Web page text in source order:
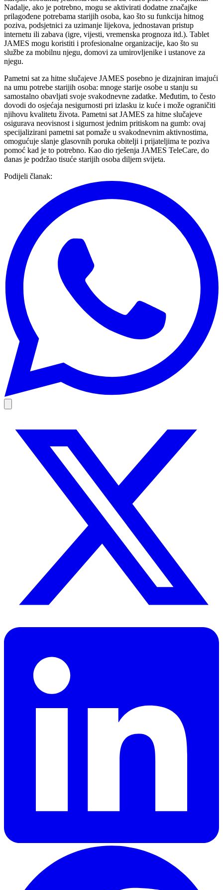
Nadalje, ako je potrebno, mogu se aktivirati dodatne značajke
prilagođene potrebama starijih osoba, kao što su funkcija hitnog
poziva, podsjetnici za uzimanje lijekova, jednostavan pristup
internetu ili zabava (igre, vijesti, vremenska prognoza itd.). Tablet
JAMES mogu koristiti i profesionalne organizacije, kao što su
službe za mobilnu njegu, domovi za umirovljenike i ustanove za
njegu.
Pametni sat za hitne slučajeve JAMES posebno je dizajniran imajući
na umu potrebe starijih osoba: mnoge starije osobe u stanju su
samostalno obavljati svoje svakodnevne zadatke. Međutim, to često
dovodi do osjećaja nesigurnosti pri izlasku iz kuće i može ograničiti
njihovu kvalitetu života. Pametni sat JAMES za hitne slučajeve
osigurava neovisnost i sigurnost jednim pritiskom na gumb: ovaj
specijalizirani pametni sat pomaže u svakodnevnim aktivnostima,
omogućuje slanje glasovnih poruka obitelji i prijateljima te poziva
pomoć kad je to potrebno. Kao dio rješenja JAMES TeleCare, do
danas je podržao tisuće starijih osoba diljem svijeta.
Podijeli članak: